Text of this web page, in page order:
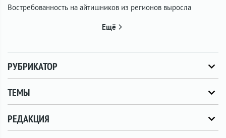
Востребованность на айтишников из регионов выросла
Ещё
РУБРИКАТОР
ТЕМЫ
РЕДАКЦИЯ